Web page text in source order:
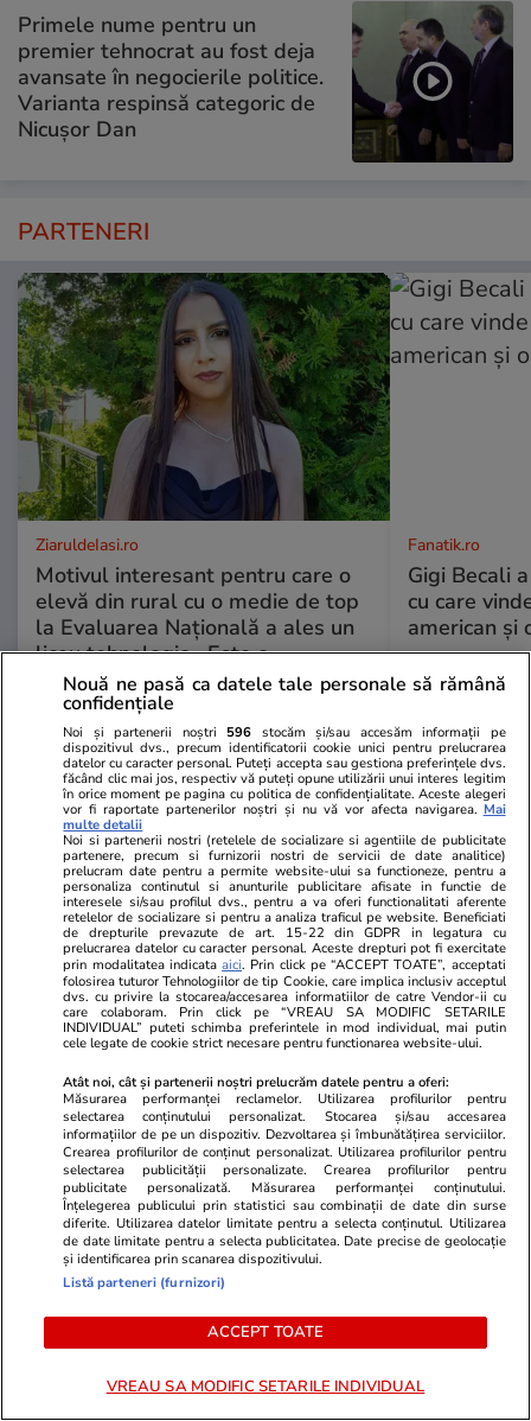
Primele nume pentru un
premier tehnocrat au fost deja
avansate în negocierile politice.
Varianta respinsă categoric de
Nicușor Dan
PARTENERI
ZiaruldeIasi.ro
Motivul interesant pentru care o
elevă din rural cu o medie de top
la Evaluarea Națională a ales un
liceu tehnologic. „Este o
nebuloasă și pentru noi”
Fanatik.ro
Gigi Becali
cu care
american și
Vrei să îți fac o rețetă?
ULTIMELE ȘTIRI
Fotbal 03 aug.
FCSB revine spectaculos cu Farul, scor 2-2, și
urcă pe primul loc în Superliga
Fotbal 03 aug.
Lamine Yamal, criticat după un mic-dejun luat
la un restaurant din Madrid. Angajații au trăit
un adevărat „iad”
refuzau să plece: cum a reușit să își recupereze
Nouă ne pasă ca datele tale personale să rămână
confidențiale
Noi și partenerii noștri 596 stocăm și/sau accesăm informații pe
dispozitivul dvs., precum identificatorii cookie unici pentru prelucrarea
datelor cu caracter personal. Puteți accepta sau gestiona preferințele dvs.
făcând clic mai jos, respectiv vă puteți opune utilizării unui interes legitim
în orice moment pe pagina cu politica de confidențialitate. Aceste alegeri
vor fi raportate partenerilor noștri și nu vă vor afecta navigarea. Mai
multe detalii
Noi si partenerii nostri (retelele de socializare si agentiile de publicitate
partenere, precum si furnizorii nostri de servicii de date analitice)
prelucram date pentru a permite website-ului sa functioneze, pentru a
personaliza continutul si anunturile publicitare afisate in functie de
interesele si/sau profilul dvs., pentru a va oferi functionalitati aferente
retelelor de socializare si pentru a analiza traficul pe website. Beneficiati
de drepturile prevazute de art. 15-22 din GDPR in legatura cu
prelucrarea datelor cu caracter personal. Aceste drepturi pot fi exercitate
prin modalitatea indicataaici. Prin click pe “ACCEPT TOATE”, acceptati
folosirea tuturor Tehnologiilor de tip Cookie, care implica inclusiv acceptul
dvs. cu privire la stocarea/accesarea informatiilor de catre Vendor-ii cu
care colaboram. Prin click pe “VREAU SA MODIFIC SETARILE
INDIVIDUAL” puteti schimba preferintele in mod individual, mai putin
cele legate de cookie strict necesare pentru functionarea website-ului.
Atât noi, cât și partenerii noștri prelucrăm datele pentru a oferi:
Măsurarea performanței reclamelor. Utilizarea profilurilor pentru
selectarea conținutului personalizat. Stocarea și/sau accesarea
informațiilor de pe un dispozitiv. Dezvoltarea și îmbunătățirea serviciilor.
Crearea profilurilor de conținut personalizat. Utilizarea profilurilor pentru
selectarea publicității personalizate. Crearea profilurilor pentru
publicitate personalizată. Măsurarea performanței conținutului.
Înțelegerea publicului prin statistici sau combinații de date din surse
diferite. Utilizarea datelor limitate pentru a selecta conținutul. Utilizarea
de date limitate pentru a selecta publicitatea. Date precise de geolocație
și identificarea prin scanarea dispozitivului.
Listă parteneri (furnizori)
ACCEPT TOATE
VREAU SA MODIFIC SETARILE INDIVIDUAL